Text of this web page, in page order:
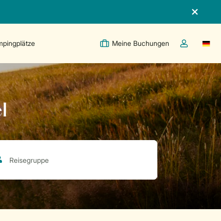
Meine Buchungen
Dropdown-